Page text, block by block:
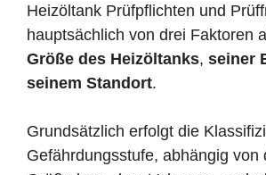
Heizöltank Prüfpflichten und
hauptsächlich von drei Faktoren
Größe des Heizöltanks, seiner
seinem Standort.
Grundsätzlich erfolgt die
Gefährdungsstufe, abhängig von